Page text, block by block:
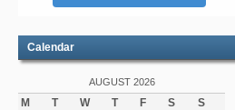
Calendar
AUGUST 2026
M T W T F S
S